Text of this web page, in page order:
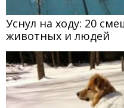
Уснул на ходу: 20
животных и людей